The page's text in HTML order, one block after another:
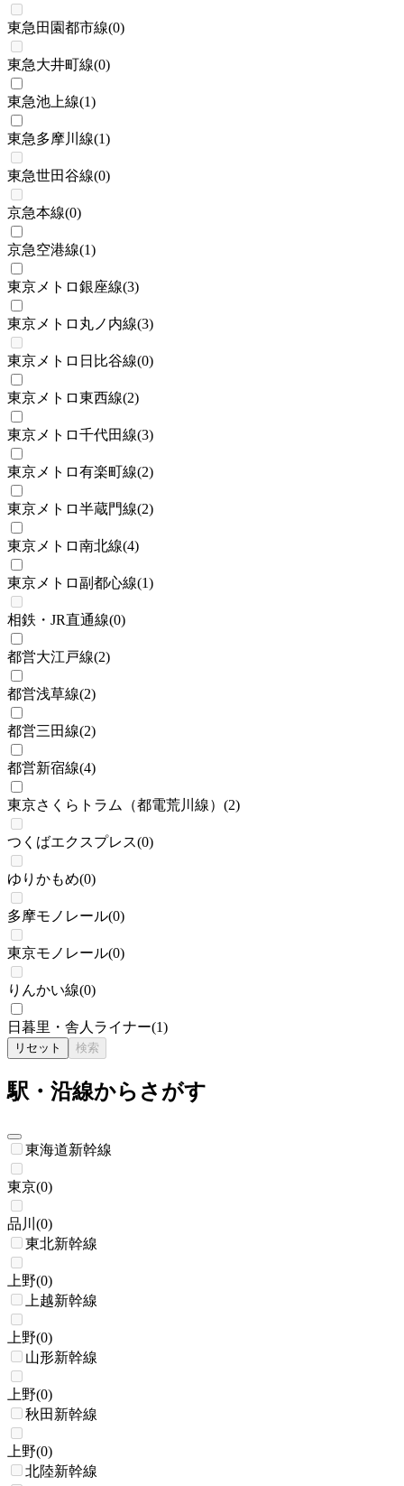
東急田園都市線(0)
東急大井町線(0)
東急池上線(1)
東急多摩川線(1)
東急世田谷線(0)
京急本線(0)
京急空港線(1)
東京メトロ銀座線(3)
東京メトロ丸ノ内線(3)
東京メトロ日比谷線(0)
東京メトロ東西線(2)
東京メトロ千代田線(3)
東京メトロ有楽町線(2)
東京メトロ半蔵門線(2)
東京メトロ南北線(4)
東京メトロ副都心線(1)
相鉄・JR直通線(0)
都営大江戸線(2)
都営浅草線(2)
都営三田線(2)
都営新宿線(4)
東京さくらトラム（都電荒川線） (2)
つくばエクスプレス(0)
ゆりかもめ(0)
多摩モノレール(0)
東京モノレール(0)
りんかい線(0)
日暮里・舎人ライナー(1)
リセット 検索
駅・沿線からさがす
東海道新幹線
東京(0)
品川 (0)
東北新幹線
上野(0)
上越新幹線
上野(0)
山形新幹線
上野(0)
秋田新幹線
上野(0)
北陸新幹線